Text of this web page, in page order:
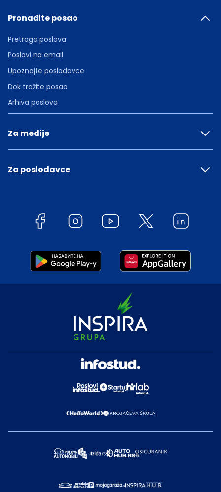
Pronađite posao
Pretraga poslova
Poslovi na email
Upoznajte poslodavce
Dok tražite posao
Arhiva poslova
Za medije
Za poslodavce